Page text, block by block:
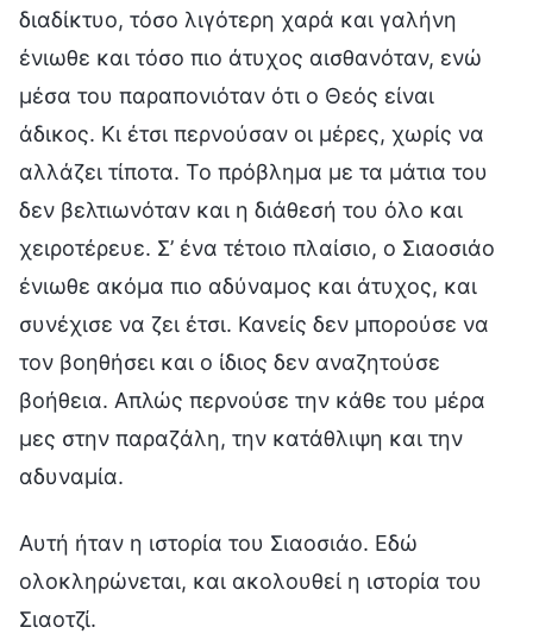
διαδίκτυο, τόσο λιγότερη χαρά και γαλήνη
ένιωθε και τόσο πιο άτυχος αισθανόταν, ενώ
μέσα του παραπονιόταν ότι ο Θεός είναι
άδικος. Κι έτσι περνούσαν οι μέρες, χωρίς να
αλλάζει τίποτα. Το πρόβλημα με τα μάτια του
δεν βελτιωνόταν και η διάθεσή του όλο και
χειροτέρευε. Σ’ ένα τέτοιο πλαίσιο, ο Σιαοσιάο
ένιωθε ακόμα πιο αδύναμος και άτυχος, και
συνέχισε να ζει έτσι. Κανείς δεν μπορούσε να
τον βοηθήσει και ο ίδιος δεν αναζητούσε
βοήθεια. Απλώς περνούσε την κάθε του μέρα
μες στην παραζάλη, την κατάθλιψη και την
αδυναμία.
Αυτή ήταν η ιστορία του Σιαοσιάο. Εδώ
ολοκληρώνεται, και ακολουθεί η ιστορία του
Σιαοτζί.